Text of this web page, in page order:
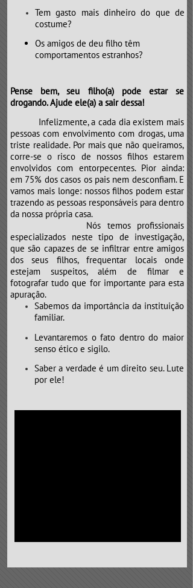
Tem gasto mais dinheiro do que de
costume?
Os amigos de deu filho têm
comportamentos estranhos?
Pense bem, seu filho(a) pode estar se
drogando. Ajude ele(a) a sair dessa!
​​​​​​​Infelizmente, a cada dia existem mais
pessoas com envolvimento com drogas, uma
triste realidade. Por mais que não queiramos,
corre-se o risco de nossos filhos estarem
envolvidos com entorpecentes. Pior ainda:
em 75% dos casos os pais nem desconfiam. E
vamos mais longe: nossos filhos podem estar
trazendo as pessoas responsáveis para dentro
da nossa própria casa.
Nós temos profissionais
especializados neste tipo de investigação,
que são capazes de se infiltrar entre amigos
dos seus filhos, frequentar locais onde
estejam suspeitos, além de filmar e
fotografar tudo que for importante para esta
apuração.
Sabemos da importância da instituição
familiar.
Levantaremos o fato dentro do maior
senso ético e sigilo.
Saber a verdade é um direito seu. Lute
por ele!